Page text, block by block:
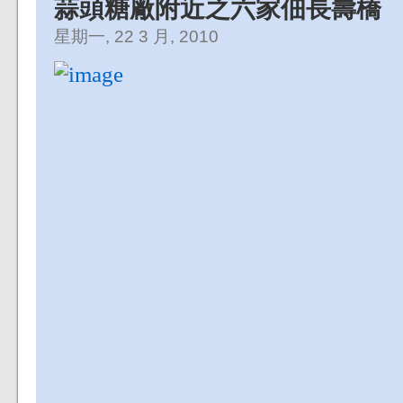
蒜頭糖廠附近之六家佃長壽橋
星期一, 22 3 月, 2010